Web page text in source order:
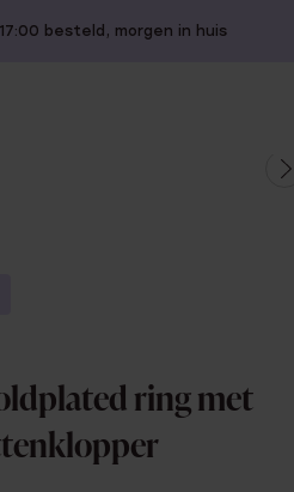
besteld, morgen in huis
ring met